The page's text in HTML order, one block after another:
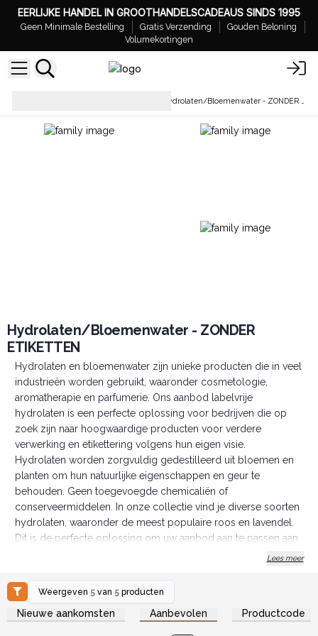
EERLIJKE HANDEL IN GROOTHANDELSCADEAUS SINDS 1995
Geen Minimale Bestelling Gratis Verzending
Gouden Beloning
Volumekortingen
Hydrolaten/Bloemenwater - ZONDER
ETIKETTEN
Hydrolaten en bloemenwater zijn unieke producten die in veel
industrieën worden gebruikt, waaronder cosmetologie,
aromatherapie en parfumerie. Ons aanbod labelvrije
hydrolaten is een perfecte oplossing voor bedrijven die op
zoek zijn naar hoogwaardige producten voor verdere
verwerking en etikettering volgens hun eigen visie.
Hydrolaten worden zorgvuldig gedestilleerd uit bloemen en
planten om hun natuurlijke eigenschappen en geur te
behouden. Geen toegevoegde chemicaliën of
conserveermiddelen. In onze collectie vind je diverse soorten
hydrolaten, waaronder de meest populaire roos en lavendel.
Dit is de perfecte oplossing om uw aanbod aan te passen aan
markeringen, waardoor u volledige controle heeft over de
etikettering van uw product. Je kunt ze personaliseren volgens
je eigen merk. Hydrolaten kunnen worden gebruikt in
cosmetica, huidverzorgingsproducten en in aromatherapie. Ze
Lees meer
Weergeven 5 van 5 producten
Nieuwe aankomsten Aanbevolen Productcode
Log in of registreer u voor
groothandelsprijzen.
Log in of registreer u voor
groothandelsprijzen.